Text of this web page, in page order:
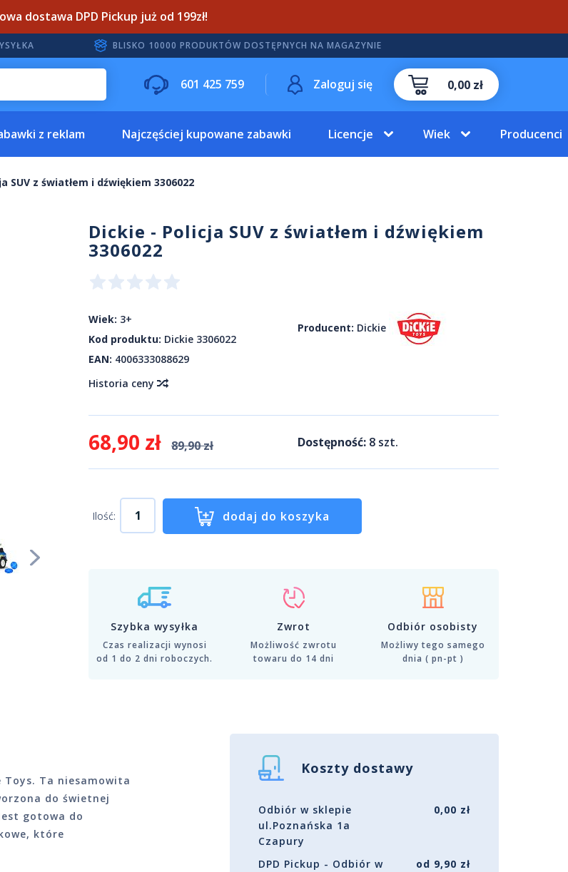
dostawa DPD Pickup już od 199zł!
BLISKO 10000 PRODUKTÓW DOSTĘPNYCH NA MAGAZYNIE
0,00 zł
Zaloguj się
601 425 759
z reklam Najczęściej kupowane zabawki Licencje Wiek Producenci
SUV z światłem i dźwiękiem 3306022
Dickie - Policja SUV z światłem i dźwiękiem
3306022
Wiek: 3+
Kod produktu: Dickie 3306022
EAN: 4006333088629
Historia ceny
Producent: Dickie
68,90 zł 89,90 zł Dostępność: 8szt.
Ilość: dodaj do koszyka
Szybka wysyłka
Czas realizacji wynosi
od 1 do 2 dni roboczych.
Zwrot
Możliwość zwrotu
towaru do 14 dni
Odbiór osobisty
Możliwy tego samego
dnia ( pn-pt )
Toys. Ta niesamowita
do świetnej
gotowa do
które
Koszty dostawy
Odbiór w sklepie
ul.Poznańska 1a
Czapury
0,00 zł
DPD Pickup - Odbiór w
od 9,90 zł